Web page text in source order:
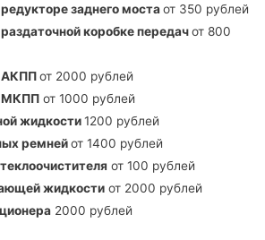
заднего мостаот 350 рублей
коробке передачот 800
АКППот 2000 рублей
МКПП от 1000 рублей
жидкости1200 рублей
ремнейот 1400 рублей
от 100 рублей
жидкости от 2000 рублей
2000 рублей